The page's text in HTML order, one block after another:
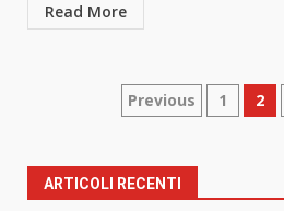
Read More
articoli
Previous 1 2
ARTICOLI RECENTI